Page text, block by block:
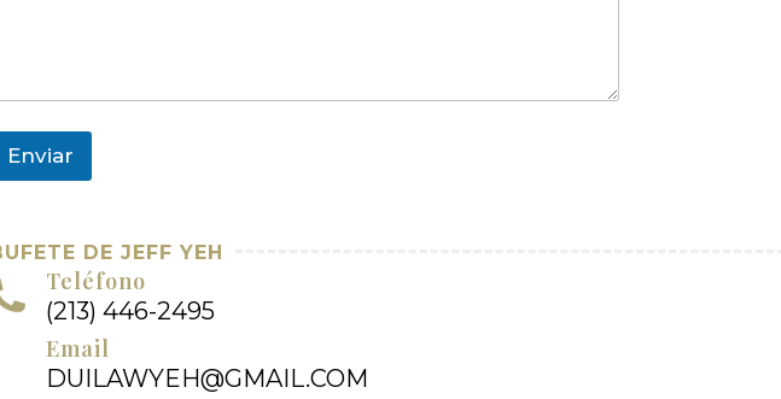
Enviar
DE JEFF YEH
Teléfono
(213) 446-2495
Email
DUILAWYEH@GMAIL.COM